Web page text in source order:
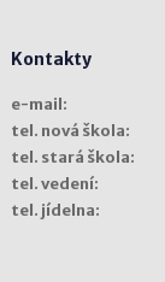
Kontakty
e-mail:
tel. nová škola:
tel. stará škola:
tel. vedení:
tel. jídelna: